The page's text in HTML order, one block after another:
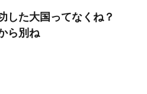
した大国ってなくね？
ら別ね